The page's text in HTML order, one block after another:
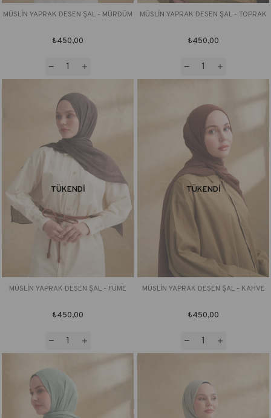
MÜSLİN YAPRAK DESEN ŞAL - MÜRDÜM
₺450,00
MÜSLİN YAPRAK DESEN ŞAL - TOPRAK
₺450,00
TÜKENDI
MÜSLİN YAPRAK DESEN ŞAL - FÜME
₺450,00
TÜKENDI
MÜSLİN YAPRAK DESEN ŞAL - KAHVE
₺450,00